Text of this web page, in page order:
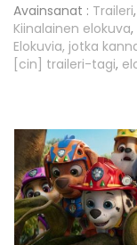
Avainsanat : Traileri,
Kiinalainen elokuva,
Elokuvia, jotka
[cin] traileri-tagi,